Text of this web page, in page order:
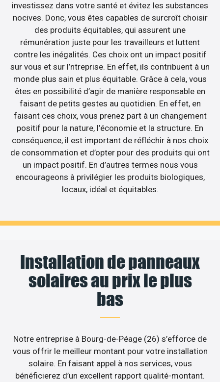
investissez dans votre santé et évitez les substances
nocives. Donc, vous êtes capables de surcroît choisir
des produits équitables, qui assurent une
rémunération juste pour les travailleurs et luttent
contre les inégalités. Ces choix ont un impact positif
sur vous et sur l’ntreprise. En effet, ils contribuent à un
monde plus sain et plus équitable. Grâce à cela, vous
êtes en possibilité d’agir de manière responsable en
faisant de petits gestes au quotidien. En effet, en
faisant ces choix, vous prenez part à un changement
positif pour la nature, l’économie et la structure. En
conséquence, il est important de réfléchir à nos choix
de consommation et d’opter pour des produits qui ont
un impact positif. En d’autres termes nous vous
encourageons à privilégier les produits biologiques,
locaux, idéal et équitables.
Installation de panneaux
solaires au prix le plus
bas
Notre entreprise à Bourg-de-Péage (26) s’efforce de
vous offrir le meilleur montant pour votre installation
solaire. En faisant appel à nos services, vous
bénéficierez d’un excellent rapport qualité-montant.